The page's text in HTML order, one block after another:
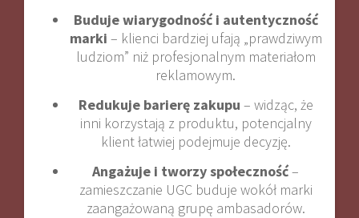
Buduje wiarygodność i autentyczność
marki – klienci bardziej ufają „prawdziwym
ludziom” niż profesjonalnym materiałom
reklamowym.
Redukuje barierę zakupu – widząc, że
inni korzystają z produktu, potencjalny
klient łatwiej podejmuje decyzję.
Angażuje i tworzy społeczność–
zamieszczanie UGC buduje wokół marki
zaangażowaną grupę ambasadorów.